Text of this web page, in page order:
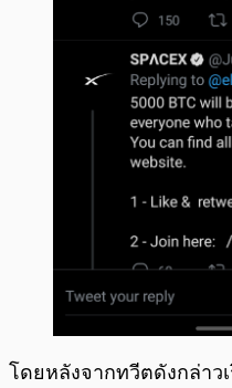
โดยหลังจากทวีตดังกล่าว